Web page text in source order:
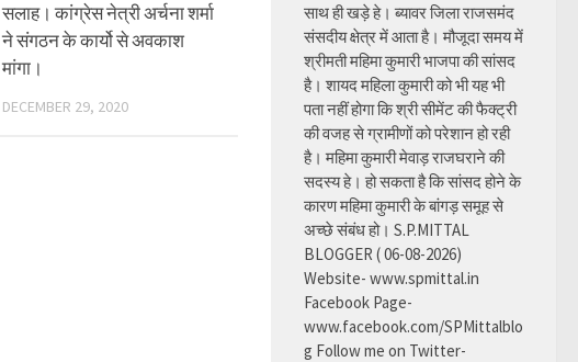
सलाह। कांग्रेस नेत्री अर्चना शर्मा
ने संगठन के कार्यो से अवकाश
मांगा।
DECEMBER 29, 2020
साथ ही खड़े हे। ब्यावर जिला राजसमंद
संसदीय क्षेत्र में आता है। मौजूदा समय में
श्रीमती महिमा कुमारी भाजपा की सांसद
है। शायद महिला कुमारी को भी यह भी
पता नहीं होगा कि श्री सीमेंट की फैक्ट्री
की वजह से ग्रामीणों को परेशान हो रही
है। महिमा कुमारी मेवाड़ राजघराने की
सदस्य हे। हो सकता है कि सांसद होने के
कारण महिमा कुमारी के बांगड़ समूह से
अच्छे संबंध हो। S.P.MITTAL
BLOGGER ( 06-08-2026)
Website- www.spmittal.in
Facebook Page-
www.facebook.com/SPMittalblo
g Follow me on Twitter-